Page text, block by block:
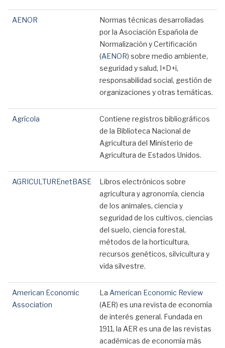
AENOR
Normas técnicas desarrolladas
por la Asociación Española de
Normalización y Certificación
(AENOR) sobre medio ambiente,
seguridad y salud, I+D+i,
responsabilidad social, gestión de
organizaciones y otras temáticas.
Agrícola
Contiene registros bibliográficos
de la Biblioteca Nacional de
Agricultura del Ministerio de
Agricultura de Estados Unidos.
AGRICULTUREnetBASE
Libros electrónicos sobre
agricultura y agronomía, ciencia
de los animales, ciencia y
seguridad de los cultivos, ciencias
del suelo, ciencia forestal,
métodos de la horticultura,
recursos genéticos, silvicultura y
vida silvestre.
American Economic
Association
La American Economic Review
(AER) es una revista de economía
de interés general. Fundada en
1911, la AER es una de las revistas
académicas de economía más